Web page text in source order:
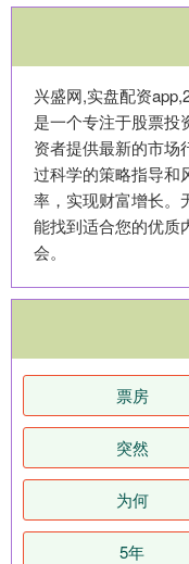
兴盛网,实盘配资
是一个专注于股票投
资者提供最新的市场
过科学的策略指导和
率，实现财富增长。
能找到适合您的优质
会。
票房
突然
为何
5年